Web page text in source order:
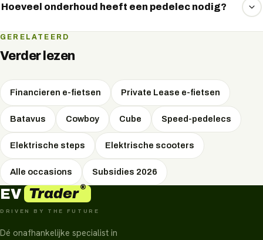
ideaal om comfortabel en veilig langer mobiel te blijven.
Hoeveel onderhoud heeft een pedelec nodig?
Een pedelec is onderhoudsarm. Periodieke controle van
remmen, banden en accu volstaat. Wij kunnen u koppelen
GERELATEERD
Verder lezen
Financieren e-fietsen Private Lease e-fietsen
Batavus Cowboy Cube Speed-pedelecs
Elektrische steps Elektrische scooters
Alle occasions Subsidies 2026
EV Trader®
DRIVEN BY THE FUTURE
Dé onafhankelijke specialist in